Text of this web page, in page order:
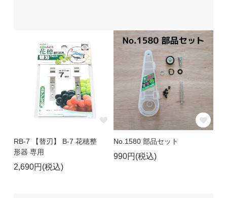
RB-7 【替刃】 B-7 花穂整
形器 専用
2,690円(税込)
No.1580 部品セット
990円(税込)